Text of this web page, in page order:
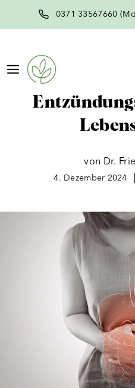
0371 33567660
Menü
von Dr.
4. Dezember 2024